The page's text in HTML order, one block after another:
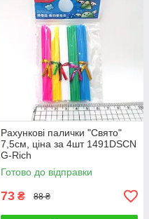
Рахункові палички "Свято"
7,5см, ціна за 4шт 1491DSCN
G-Rich
Готово до відправки
73 ₴ 88 ₴